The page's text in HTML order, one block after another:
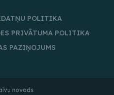
POLITIKA
PRIVĀTUMA POLITIKA
PAZIŅOJUMS
novads